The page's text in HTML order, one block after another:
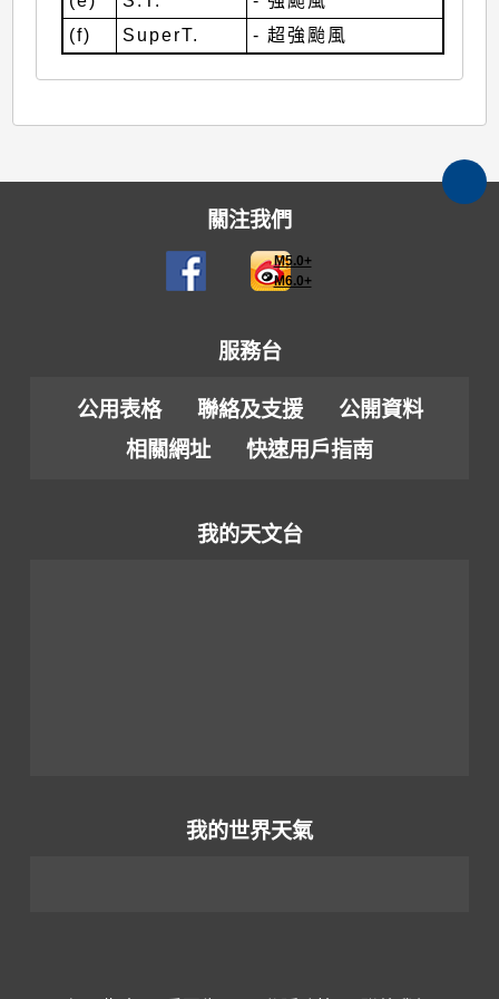
(f)
SuperT. - 超強颱風
關注我們
M5.0+
M6.0+
服務台
公用表格 聯絡及支援
公開資料
相關網址
快速用戶指南
我的天文台
我的世界天氣